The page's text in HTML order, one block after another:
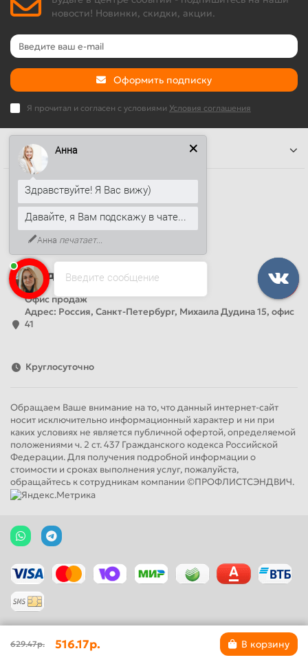
новости! Новинки, скидки, акции.
Оформить подписку
Я прочитал и согласен с условиями Условия соглашения
Информация
Наши контакты
+7 (812) 389-26-20
+7 (499) 444-14-71
info@sandwichpanelsvspb.ru
Наш адрес
Офис продаж
Адрес: Россия, Санкт-Петербург, Михаила Дудина 15, офис
41
Круглосуточно
Обращаем Ваше внимание на то, что данный интернет-сайт
носит исключительно информационный характер и ни при
каких условиях не является публичной офертой, определяемой
положениями ч. 2 ст. 437 Гражданского кодекса Российской
Федерации. Для получения подробной информации о
стоимости и сроках выполнения услуг, пожалуйста,
обращайтесь к сотрудникам компании ©ПРОФЛИСТСЭНДВИЧ.
629.47р. 516.17р. В корзину
Введите сообщение
Анна
Здравствуйте! Я Вас вижу)
Давайте, я Вам подскажу в чате...
Анна печатает...